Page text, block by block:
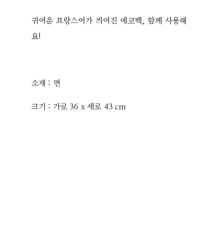
귀여운 프랑스어가 씌여진 에코백, 함께 사용해
요!
소재 : 면
크기 : 가로 36 x 세로 43 cm